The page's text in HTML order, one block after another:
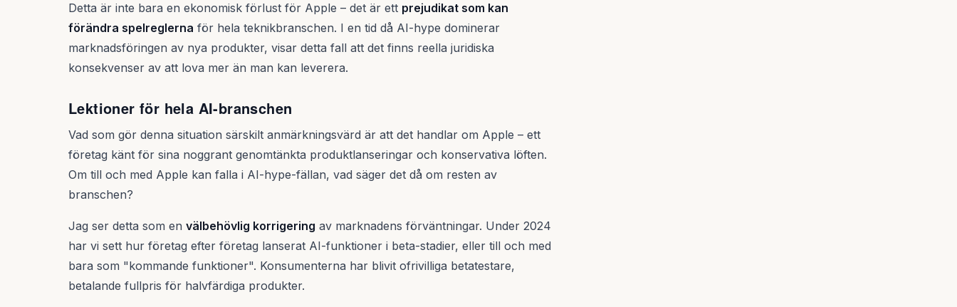
Detta är inte bara en ekonomisk förlust för Apple – det är ett prejudikat som kan
förändra spelreglerna för hela teknikbranschen. I en tid då AI-hype dominerar
marknadsföringen av nya produkter, visar detta fall att det finns reella juridiska
konsekvenser av att lova mer än man kan leverera.
Lektioner för hela AI-branschen
Vad som gör denna situation särskilt anmärkningsvärd är att det handlar om Apple – ett
företag känt för sina noggrant genomtänkta produktlanseringar och konservativa löften.
Om till och med Apple kan falla i AI-hype-fällan, vad säger det då om resten av
branschen?
Jag ser detta som en välbehövlig korrigering av marknadens förväntningar. Under 2024
har vi sett hur företag efter företag lanserat AI-funktioner i beta-stadier, eller till och med
bara som "kommande funktioner". Konsumenterna har blivit ofrivilliga betatestare,
betalande fullpris för halvfärdiga produkter.